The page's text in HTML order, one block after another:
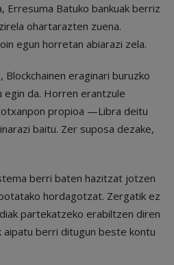
Erresuma Batuko bankuak berriz
ohartarazten zuena.
egun horretan abiarazi zela.
eraginari buruzko
da. Horren erantzule
propioa —Libra deitu
baitu. Zer suposa dezake,
berri baten hazitzat jotzen
hordagotzat. Zergatik ez
partekatzeko erabiltzen diren
aipatu berri ditugun beste kontu